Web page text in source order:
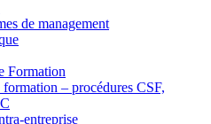
de management
Formation
– procédures CSF,
entreprise